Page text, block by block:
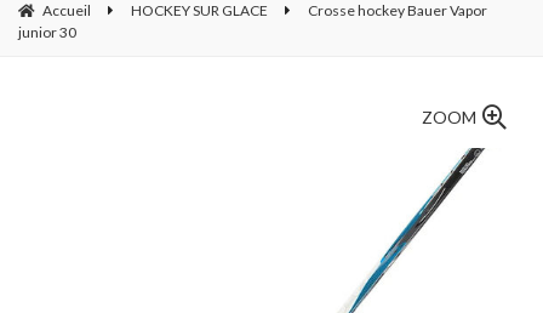
Accueil HOCKEY SUR GLACE
Crosse hockey Bauer Vapor
junior 30
ZOOM